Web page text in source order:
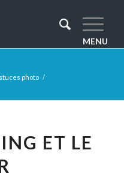
photo /
ET LE